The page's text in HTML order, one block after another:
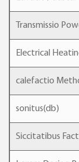
Transmissio
Electrical
calefactio
sonitus(db)
Siccitatibus